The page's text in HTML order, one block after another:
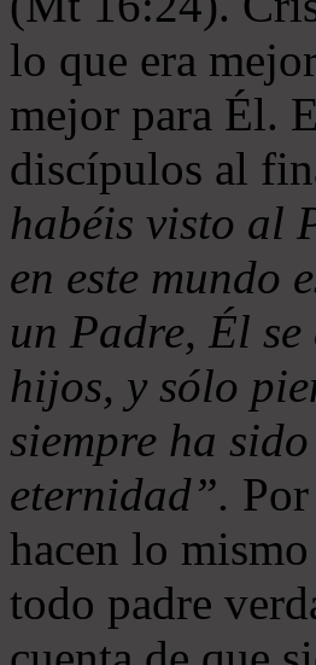
lo que era
mejor para Él.
discípulos al
habéis visto al
en este mundo
un Padre, Él
hijos, y sólo
siempre ha
eternidad”.
hacen lo
todo padre